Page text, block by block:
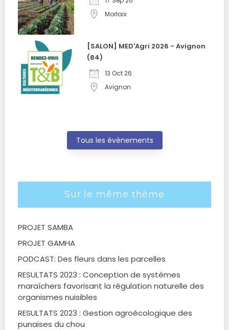
Morlaix
[SALON] MED'Agri 2026 - Avignon
(84)
13 Oct 26
Avignon
Tous les évènements
Sur le même thème
PROJET SAMBA
PROJET GAMHA
PODCAST: Des fleurs dans les parcelles
RESULTATS 2023 : Conception de systèmes
maraîchers favorisant la régulation naturelle des
organismes nuisibles
RESULTATS 2023 : Gestion agroécologique des
punaises du chou